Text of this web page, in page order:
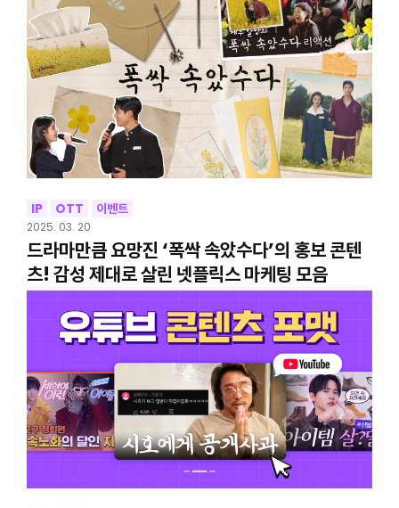
IP OTT 이벤트
2025. 03. 20
드라마만큼 요망진 ‘폭싹 속았수다’의 홍보 콘텐
츠! 감성 제대로 살린 넷플릭스 마케팅 모음